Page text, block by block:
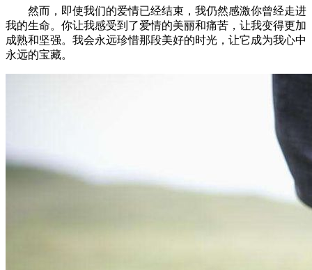
然而，即使我们的爱情已经结束，我仍然感激你曾经走进
我的生命。你让我感受到了爱情的美丽和痛苦，让我变得更加
成熟和坚强。我会永远珍惜那段美好的时光，让它成为我心中
永远的宝藏。